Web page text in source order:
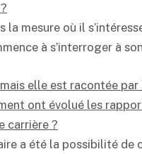
?
mesure où il
à s’interroger à
elle est racontée
ont évolué les
carrière ?
a été la possibilité de